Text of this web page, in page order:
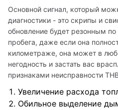
Основной сигнал, который
диагностики - это скрипы и
обновление будет резонным
пробега, даже если она
километраже, она может в
негодность и застать вас
признаками неисправности
Увеличение расхода
Обильное выделение